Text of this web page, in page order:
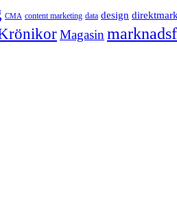
CMA content marketing data design
Magasin